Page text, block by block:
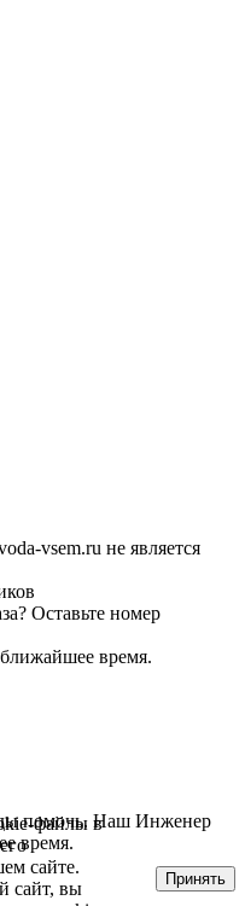
vsem.ru не является
Оставьте номер
время.
помочь. Наш Инженер
время.
файлы в
сайте.
сайт, вы
Принять